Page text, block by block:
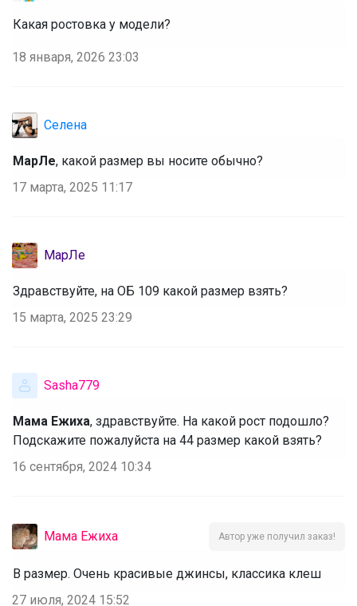
Какая ростовка у модели?
18 января, 2026 23:03
Селена
МарЛе, какой размер вы носите обычно?
17 марта, 2025 11:17
МарЛе
Здравствуйте, на ОБ 109 какой размер взять?
15 марта, 2025 23:29
Sasha779
Мама Ежиха, здравствуйте. На какой рост подошло?
Подскажите пожалуйста на 44 размер какой взять?
16 сентября, 2024 10:34
Мама Ежиха Автор уже получил заказ!
В размер. Очень красивые джинсы, классика клеш
27 июля, 2024 15:52